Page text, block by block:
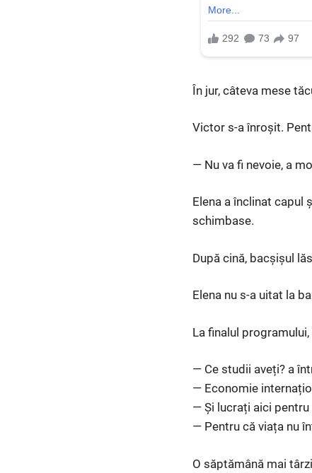
În jur, câteva mese
Victor s-a înroșit.
— Nu va fi nevoie, a
Elena a înclinat capul
schimbase.
După cină, bacșișul
Elena nu s-a uitat la
La finalul
— Ce studii aveți? a
— Economie
— Și lucrați aici pentru
— Pentru că viața nu
O săptămână mai